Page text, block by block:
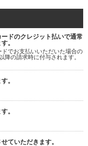
ドのクレジット払いで通常
。
でお支払いいただいた場合の
降の請求時に付与されます。
。
。
ていただきます。